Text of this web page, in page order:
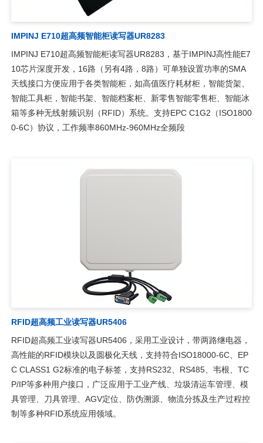
IMPINJ E710超高频智能柜读写器UR8283
IMPINJ E710超高频智能柜读写器UR8283，基于IMPINJ高性能E7
10芯片深度开发，16路（另有4路，8路）可单独设置功率的SMA
天线接口方便应用于各类智能柜，如高值医疗耗材柜，智能货架、
智能工具柜，智能书架、智能档案柜、新零售智能零售柜、智能冰
箱等多种无线射频识别（RFID）系统。支持EPC C1G2（ISO1800
0-6C）协议，工作频率860MHz-960MHz全频段
RFID超高频工业读写器UR5406
RFID超高频工业读写器UR5406，采用工业设计，带两路继电器，
高性能的RFID模块以及圆极化天线，支持符合ISO18000-6C、EP
C CLASS1 G2标准的电子标签，支持RS232、RS485、韦根、TC
P/IP等多种用户接口，广泛应用于工业产线、垃圾清运车管理、模
具管理、刀具管理、AGV定位、防伪溯源、物流分拣及生产过程控
制等多种RFID系统应用领域。